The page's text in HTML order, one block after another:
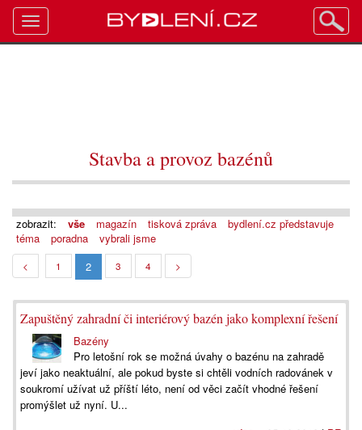
Stavba a provoz bazénů
zobrazit: vše magazín tisková zpráva
bydlení.cz představuje
téma
poradna vybrali jsme
< 1 2 3 4 >
Zapuštěný zahradní či interiérový bazén jako komplexní řešení
Bazény
Pro letošní rok se možná úvahy o bazénu na zahradě
jeví jako neaktuální, ale pokud byste si chtěli vodních radovánek v
soukromí užívat už příští léto, není od věci začít vhodné řešení
promýšlet už nyní. U...
Toggle
navigation